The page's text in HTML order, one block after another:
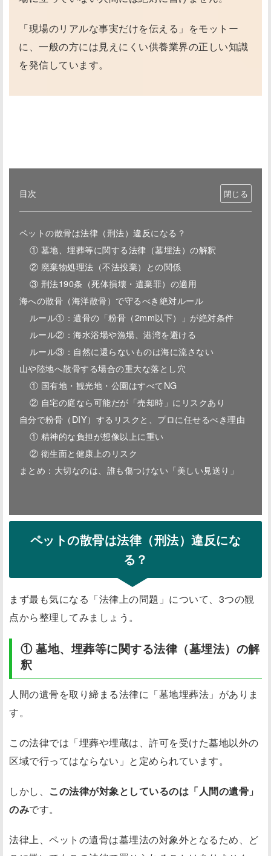
「現場のリアルな事実だけを伝える」をモットー
に、一般の方には見えにくい供養業界の正しい知識
を発信しています。
目次
ペットの散骨は法律（刑法）違反になる？
① 墓地、埋葬等に関する法律（墓埋法）の解釈
② 廃棄物処理法（不法投棄）との関係
③ 刑法190条（死体損壊・遺棄罪）の適用
海への散骨（海洋散骨）で守るべき絶対ルール
ルール①：遺骨の「粉骨（2mm以下）」が絶対条件
ルール②：海水浴場や漁場、港湾を避ける
ルール③：自然に還らないものは海に流さない
山や陸地へ散骨する場合の重大な落とし穴
① 国有地・観光地・公園はすべてNG
② 自宅の庭なら可能だが「売却時」にリスクあり
自分で粉骨（DIY）するリスクと、プロに任せるべき理由
① 精神的な負担が想像以上に重い
② 衛生面と健康上のリスク
まとめ：大切なのは、誰も傷つけない「美しい見送り」
ペットの散骨は法律（刑法）違反にな
る？
まず最も気になる「法律上の問題」について、3つの観
点から整理してみましょう。
① 墓地、埋葬等に関する法律（墓埋法）の解
釈
人間の遺骨を取り締まる法律に「墓地埋葬法」がありま
す。
この法律では「埋葬や埋蔵は、許可を受けた墓地以外の
区域で行ってはならない」と定められています。
しかし、 この法律が対象としているのは「人間の遺骨」
のみです。
法律上、ペットの遺骨は墓埋法の対象外となるため、ど